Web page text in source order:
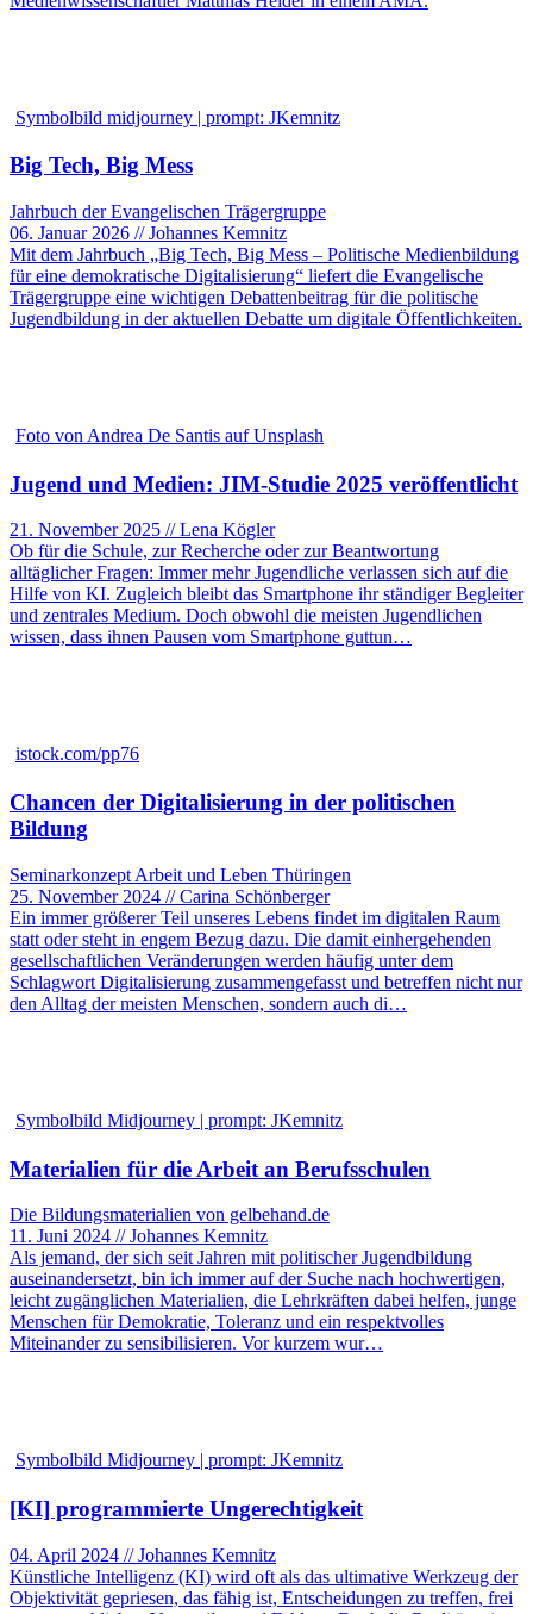
Symbolbild midjourney | prompt: JKemnitz
Big Tech, Big Mess
Jahrbuch der Evangelischen Trägergruppe
06. Januar 2026 // Johannes Kemnitz
Mit dem Jahrbuch „Big Tech, Big Mess – Politische Medienbildung
für eine demokratische Digitalisierung“ liefert die Evangelische
Trägergruppe eine wichtigen Debattenbeitrag für die politische
Jugendbildung in der aktuellen Debatte um digitale Öffentlichkeiten.
Foto von Andrea De Santis auf Unsplash
Jugend und Medien: JIM-Studie 2025 veröffentlicht
21. November 2025 // Lena Kögler
Ob für die Schule, zur Recherche oder zur Beantwortung
alltäglicher Fragen: Immer mehr Jugendliche verlassen sich auf die
Hilfe von KI. Zugleich bleibt das Smartphone ihr ständiger Begleiter
und zentrales Medium. Doch obwohl die meisten Jugendlichen
wissen, dass ihnen Pausen vom Smartphone guttun…
istock.com/pp76
Chancen der Digitalisierung in der politischen
Bildung
Seminarkonzept Arbeit und Leben Thüringen
25. November 2024 // Carina Schönberger
Ein immer größerer Teil unseres Lebens findet im digitalen Raum
statt oder steht in engem Bezug dazu. Die damit einhergehenden
gesellschaftlichen Veränderungen werden häufig unter dem
Schlagwort Digitalisierung zusammengefasst und betreffen nicht nur
den Alltag der meisten Menschen, sondern auch di…
Symbolbild Midjourney | prompt: JKemnitz
Materialien für die Arbeit an Berufsschulen
Die Bildungsmaterialien von gelbehand.de
11. Juni 2024 // Johannes Kemnitz
Als jemand, der sich seit Jahren mit politischer Jugendbildung
auseinandersetzt, bin ich immer auf der Suche nach hochwertigen,
leicht zugänglichen Materialien, die Lehrkräften dabei helfen, junge
Menschen für Demokratie, Toleranz und ein respektvolles
Miteinander zu sensibilisieren. Vor kurzem wur…
Symbolbild Midjourney | prompt: JKemnitz
[KI] programmierte Ungerechtigkeit
04. April 2024 // Johannes Kemnitz
Künstliche Intelligenz (KI) wird oft als das ultimative Werkzeug der
Objektivität gepriesen, das fähig ist, Entscheidungen zu treffen, frei